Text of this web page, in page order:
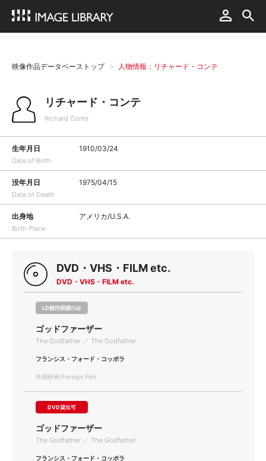
映像作品データベーストップ 人物情報：リチャード・コンテ
リチャード・コンテ
Richard Conte
生年月日
Date of Birth
1910/03/24
没年月日
Date of Death
1975/04/15
出身地
Birth Place
アメリカ/U.S.A.
DVD・VHS・FILM etc.
DVD・VHS・FILM etc.
LD館内視聴のみ
ゴッドファーザー
The Godfather ／ The Godfather
フランシス・フォード・コッポラ
外国映画/Foreign Film
DVD貸出可
ゴッドファーザー
The Godfather ／ The Godfather
フランシス・フォード・コッポラ